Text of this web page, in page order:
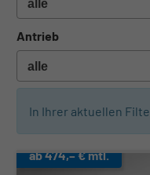
Antrieb
In Ihrer aktuellen
ab 474,– € mtl.